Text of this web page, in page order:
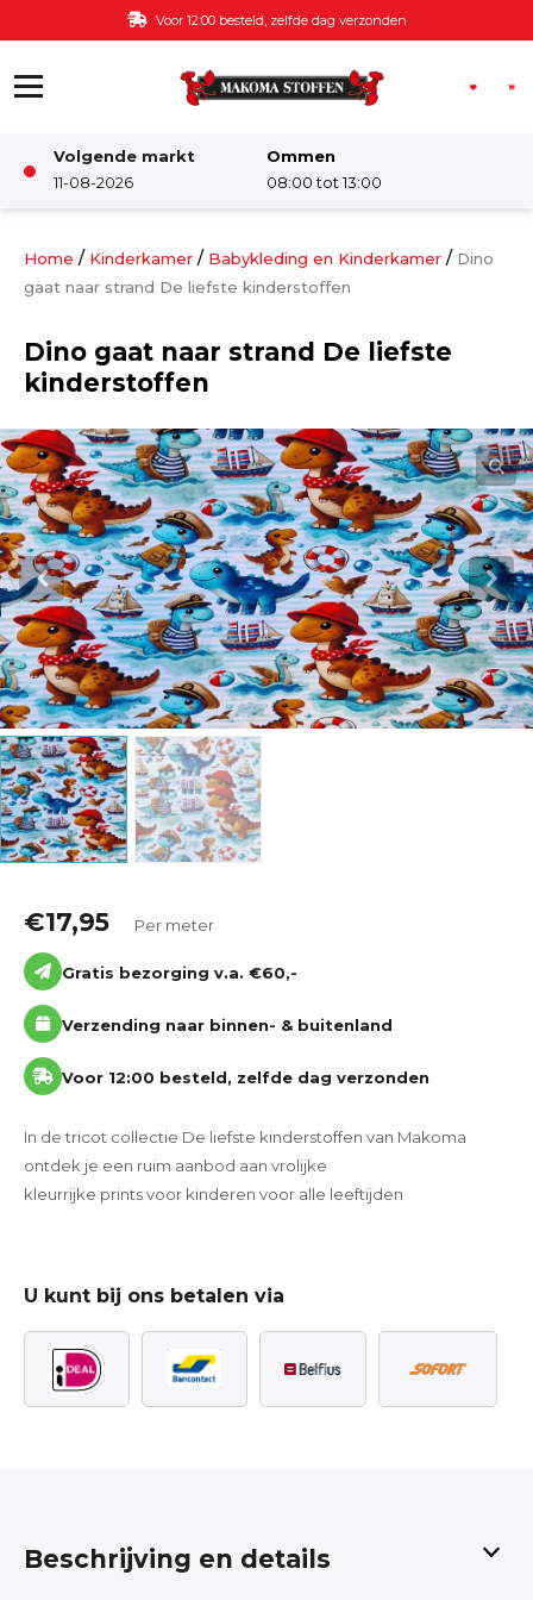
Ga naar de inhoud Voor 12:00 besteld, zelfde dag verzonden
Volgende markt
11-08-2026
Ommen
08:00 tot 13:00
Damesstoffen
Kinderkamer
Katoen
Grootverbruik
Tijdpakker stof
Home / Kinderkamer / Babykleding en Kinderkamer / Dino
gaat naar strand De liefste kinderstoffen
Dino gaat naar strand De liefste
kinderstoffen
€17,95 Per meter
Gratis bezorging v.a. €60,-
Verzending naar binnen- & buitenland
Voor 12:00 besteld, zelfde dag verzonden
In de tricot collectie De liefste kinderstoffen van Makoma
ontdek je een ruim aanbod aan vrolijke
kleurrijke prints voor kinderen voor alle leeftijden
U kunt bij ons betalen via
Beschrijving en details